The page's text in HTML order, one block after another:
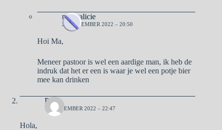
naargalicie
20 NOVEMBER 2022 – 20:50
Hoi Ma,
Meneer pastoor is wel een aardige man, ik heb de
indruk dat het er een is waar je wel een potje bier
mee kan drinken
Pa
19 NOVEMBER 2022 – 22:47
Hola,